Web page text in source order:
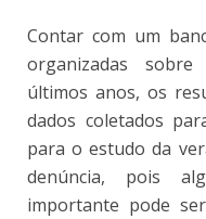
Contar com um
organizadas
últimos anos, os
dados coletados
para o estudo da
denúncia, pois
importante pode